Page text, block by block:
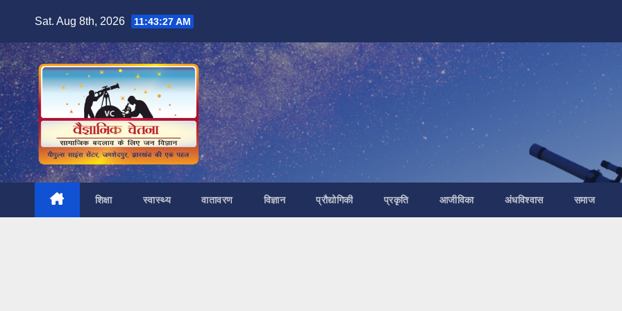
content
Sat. Aug 8th, 2026 11:43:28 AM
शिक्षा स्वास्थ्य वातावरण विज्ञान प्रौद्योगिकी प्रकृति आजीविका अंधविश्वास समाज